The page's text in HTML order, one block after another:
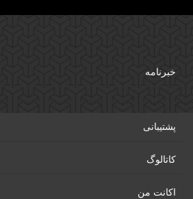
خبرنامه
پشتیبانی
کاتالوگ
اکانت من